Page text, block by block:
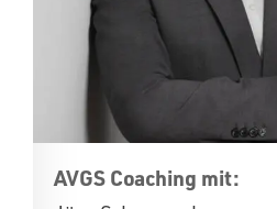
AVGS Coaching mit: